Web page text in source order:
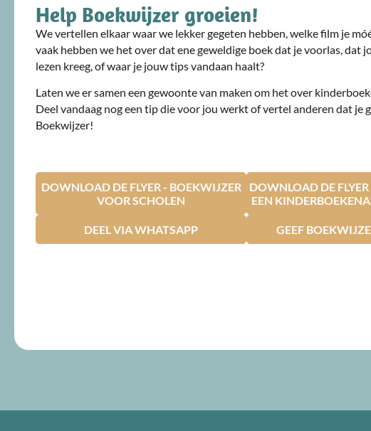
Help Boekwijzer groeien!
We vertellen elkaar waar we lekker gegeten hebben, welke film je
vaak hebben we het over dat ene geweldige boek dat je voorlas, dat
lezen kreeg, of waar je jouw tips vandaan haalt?
Laten we er samen een gewoonte van maken om het over
Deel vandaag nog een tip die voor jou werkt of vertel anderen dat je
Boekwijzer!
DOWNLOAD DE FLYER - BOEKWIJZER
VOOR SCHOLEN
DOWNLOAD DE
EEN
DEEL VIA WHATSAPP GEEF